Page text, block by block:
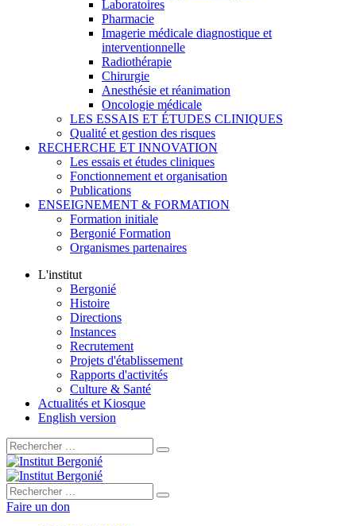
Laboratoires
Pharmacie
Imagerie médicale diagnostique et
interventionnelle
Radiothérapie
Chirurgie
Anesthésie et réanimation
Oncologie médicale
LES ESSAIS ET ÉTUDES CLINIQUES
Qualité et gestion des risques
RECHERCHE ET INNOVATION
Les essais et études cliniques
Fonctionnement et organisation
Publications
ENSEIGNEMENT & FORMATION
Formation initiale
Bergonié Formation
Organismes partenaires
L'institut
Bergonié
Histoire
Directions
Instances
Recrutement
Projets d'établissement
Rapports d'activités
Culture & Santé
Actualités et Kiosque
English version
Rechercher :
Rechercher :
Faire un don